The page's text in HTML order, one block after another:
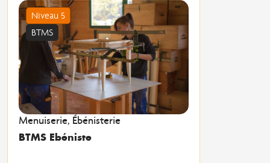
Niveau 5
BTMS
Menuiserie, Ébénisterie
BTMS Ebéniste